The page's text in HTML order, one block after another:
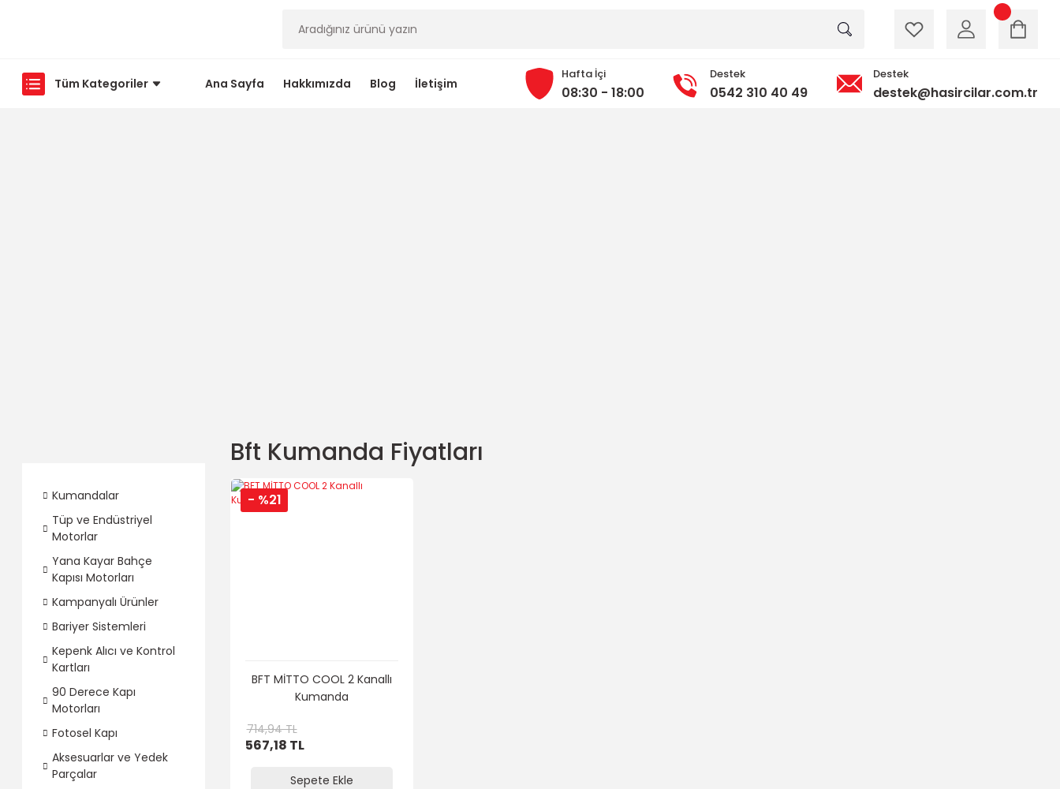
Tüm Kategoriler Ana Sayfa Hakkımızda Blog İletişim
Hafta İçi
08:30 - 18:00
Destek
0542 310 40 49
Destek
destek@hasircilar.com.tr
Kumandalar
Tüp ve Endüstriyel
Motorlar
Yana Kayar Bahçe
Kapısı Motorları
Kampanyalı Ürünler
Bariyer Sistemleri
Kepenk Alıcı ve Kontrol
Kartları
90 Derece Kapı
Motorları
Fotosel Kapı
Aksesuarlar ve Yedek
Parçalar
Bft Kumanda Fiyatları
- %21
BFT MİTTO COOL 2 Kanallı
Kumanda
714,94 TL
567,18 TL
Sepete Ekle